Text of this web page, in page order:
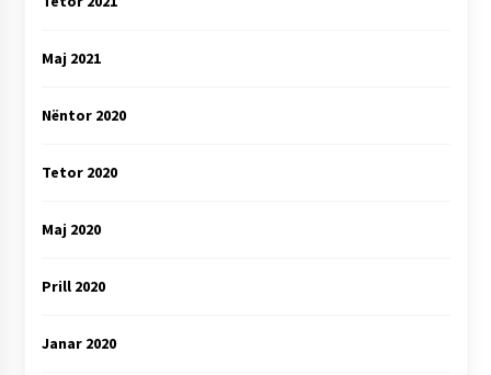
Maj 2021
Nëntor 2020
Tetor 2020
Maj 2020
Prill 2020
Janar 2020